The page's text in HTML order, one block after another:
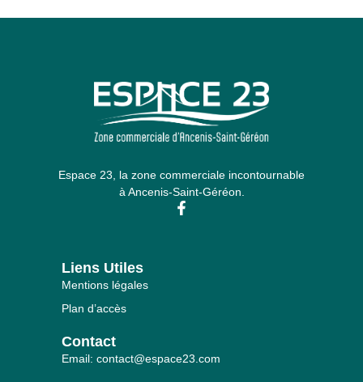
Espace 23, la zone commerciale incontournable
à Ancenis-Saint-Géréon.
Liens Utiles
Mentions légales
Plan d’accès
Contact
Email: contact@espace23.com